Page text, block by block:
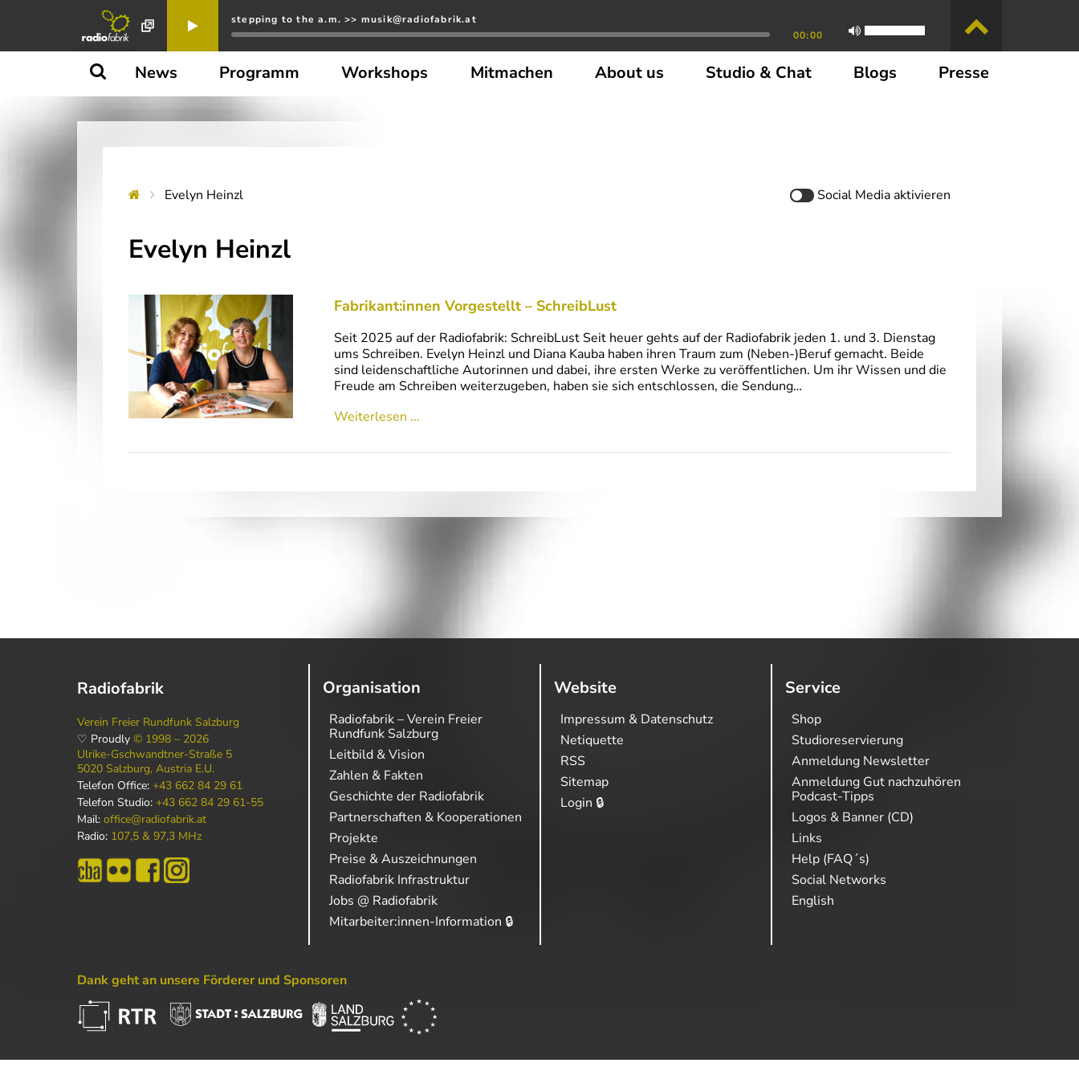
stepping to the a.m. >> musik@radiofabrik.at
00:00
News Programm Workshops Mitmachen About us Studio & Chat Blogs Presse
Evelyn Heinzl Social Mediaaktivieren
Evelyn Heinzl
Fabrikant:innen Vorgestellt – SchreibLust
Seit 2025 auf der Radiofabrik: SchreibLust Seit heuer gehts auf der Radiofabrik jeden 1. und 3. Dienstag
ums Schreiben. Evelyn Heinzl und Diana Kauba haben ihren Traum zum (Neben-)Beruf gemacht. Beide
sind leidenschaftliche Autorinnen und dabei, ihre ersten Werke zu veröffentlichen. Um ihr Wissen und die
Freude am Schreiben weiterzugeben, haben sie sich entschlossen, die Sendung…
Weiterlesen ...
Radiofabrik
Verein Freier Rundfunk Salzburg
♡ Proudly © 1998 – 2026
Ulrike-Gschwandtner-Straße 5
5020 Salzburg, Austria E.U.
Telefon Office: +43 662 84 29 61
Telefon Studio: +43 662 84 29 61-55
Mail: office@radiofabrik.at
Radio: 107,5 & 97,3 MHz
Organisation
Radiofabrik – Verein Freier
Rundfunk Salzburg
Leitbild & Vision
Zahlen & Fakten
Geschichte der Radiofabrik
Partnerschaften & Kooperationen
Projekte
Preise & Auszeichnungen
Radiofabrik Infrastruktur
Jobs @ Radiofabrik
Mitarbeiter:innen-Information 🔒
Website
Impressum & Datenschutz
Netiquette
RSS
Sitemap
Login 🔒
Service
Shop
Studioreservierung
Anmeldung Newsletter
Anmeldung Gut nachzuhören
Podcast-Tipps
Logos & Banner (CD)
Links
Help (FAQ´s)
Social Networks
English
Dank geht an unsere Förderer und Sponsoren